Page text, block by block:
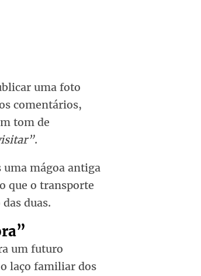
uma foto
comentários,
tom de
.
mágoa antiga
que o transporte
duas.
um futuro
laço familiar dos